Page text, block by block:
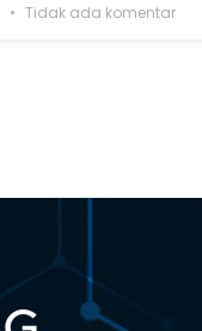
Tidak ada komentar